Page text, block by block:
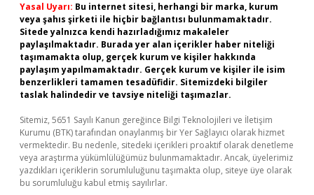
Yasal Uyarı: Bu internet sitesi, herhangi bir marka, kurum
veya şahıs şirketi ile hiçbir bağlantısı bulunmamaktadır.
Sitede yalnızca kendi hazırladığımız makaleler
paylaşılmaktadır. Burada yer alan içerikler haber niteliği
taşımamakta olup, gerçek kurum ve kişiler hakkında
paylaşım yapılmamaktadır. Gerçek kurum ve kişiler ile isim
benzerlikleri tamamen tesadüfidir. Sitemizdeki bilgiler
taslak halindedir ve tavsiye niteliği taşımazlar.
Sitemiz, 5651 Sayılı Kanun gereğince Bilgi Teknolojileri ve İletişim
Kurumu (BTK) tarafından onaylanmış bir Yer Sağlayıcı olarak hizmet
vermektedir. Bu nedenle, sitedeki içerikleri proaktif olarak denetleme
veya araştırma yükümlülüğümüz bulunmamaktadır. Ancak, üyelerimiz
yazdıkları içeriklerin sorumluluğunu taşımakta olup, siteye üye olarak
bu sorumluluğu kabul etmiş sayılırlar.